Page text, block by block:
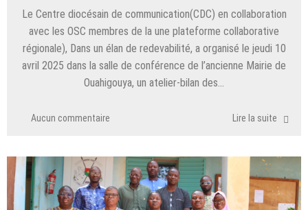
Le Centre diocésain de communication(CDC) en collaboration
avec les OSC membres de la une plateforme collaborative
régionale), Dans un élan de redevabilité, a organisé le jeudi 10
avril 2025 dans la salle de conférence de l’ancienne Mairie de
Ouahigouya, un atelier-bilan des…
Aucun commentaire Lire la suite